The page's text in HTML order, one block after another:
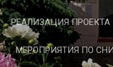
РЕАЛИЗАЦИЯ
МЕРОПРИЯТИЯ ПО